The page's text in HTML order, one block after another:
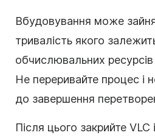
Вбудовування може
тривалість якого
обчислювальних
Не переривайте процес і
до завершення
Після цього закрийте VLC